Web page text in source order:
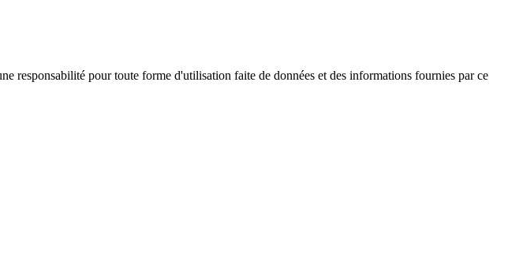
responsabilité pour toute forme d'utilisation faite de données et des informations fournies par ce